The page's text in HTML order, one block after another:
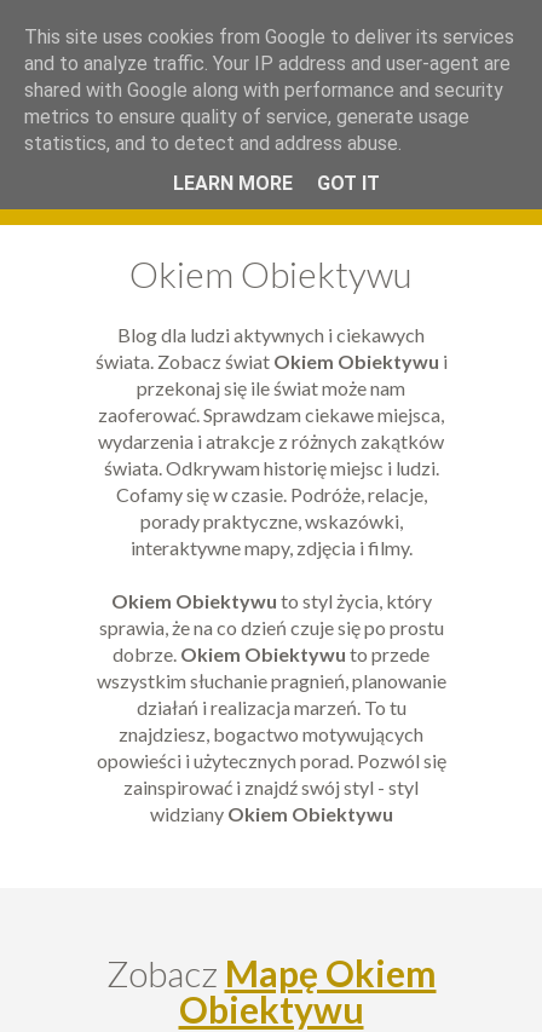
Okiem Obiektywu.
Okiem Obiektywu
Blog dla ludzi aktywnych i ciekawych
świata. Zobacz świat Okiem Obiektywu i
przekonaj się ile świat może nam
zaoferować. Sprawdzam ciekawe miejsca,
wydarzenia i atrakcje z różnych zakątków
świata. Odkrywam historię miejsc i ludzi.
Cofamy się w czasie. Podróże, relacje,
porady praktyczne, wskazówki,
interaktywne mapy, zdjęcia i filmy.
Okiem Obiektywu to styl życia, który
sprawia, że na co dzień czuje się po prostu
dobrze. Okiem Obiektywu to przede
wszystkim słuchanie pragnień, planowanie
działań i realizacja marzeń. To tu
znajdziesz, bogactwo motywujących
opowieści i użytecznych porad. Pozwól się
zainspirować i znajdź swój styl - styl
widziany Okiem Obiektywu
Zobacz Mapę Okiem
Obiektywu
This site uses cookies from Google to deliver its services
and to analyze traffic. Your IP address and user-agent are
shared with Google along with performance and security
metrics to ensure quality of service, generate usage
statistics, and to detect and address abuse.
LEARN MORE
GOT IT